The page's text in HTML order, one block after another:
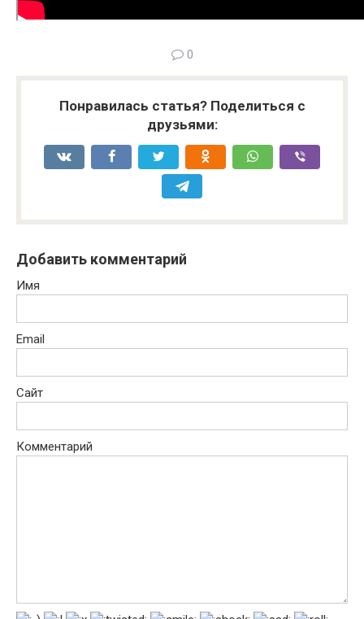
0
Понравилась статья? Поделиться с
друзьями:
Добавить комментарий
Имя
Email
Сайт
Комментарий